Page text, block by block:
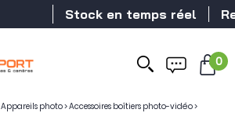
Stock en temps réel
0
Appareils photo>Accessoires boîtiers photo-vidéo>